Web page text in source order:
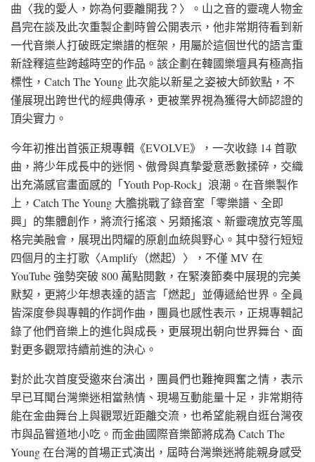
曲〈我的愛人，妳為何要離開我？〉。山之音的靈魂人物金
昌完在談及此次重製企劃時曾公開表示，他非常期待看到新
一代音樂人打破既定樂譜的框架，用屬於這個世代的語言重
新詮釋這些跨越時空的作品。該企劃在韓國樂壇具有極高指
標性，Catch The Young 此次能以新星之姿被大師欽點，不
僅展現出跨世代的經典傳承，更被業界視為獲得大師認證的
頂尖實力。
今年初推出首張正規專輯《EVOLVE》，一次收錄 14 首歌
曲，將少年成長中的迷惘、傲骨與真摯愛意悉數揉碎，交織
出充滿感官畫面感的「Youth Pop-Rock」浪潮。在音樂製作
上，Catch The Young 大膽挑戰了錄音室「零樂譜、全即
興」的集體創作，將流行搖滾、另類搖滾、新靈魂放克等風
格完美融會，展現出閃耀的原創血統與野心。其中發行短短
四個月的主打歌〈Amplify（燃起）〉，不僅 MV 在
YouTube 強勢突破 800 萬點閱數，在緊湊節奏中展現的完美
默契，更將少年想表達的語言「燃起」並傳遞給世界。全員
皆深度參與專輯的作詞作曲，團員也感性表示，正規專輯記
錄了他們音樂上的進化與成長，更展現出朝向世界舞台、面
對更多觀眾持續前進的決心。
對於此次首度受邀來台演出，團員們也難掩興奮之情，表示
早已耳聞台灣樂迷相當熱情、現場互動能量十足，非常期待
能在金曲舞台上與觀眾近距離交流，也希望能親自逛台灣夜
市與品嘗道地小吃。而金曲國際音樂節將成為 Catch The
Young 在台灣的首場正式演出，屆時台灣樂迷將能親身感受